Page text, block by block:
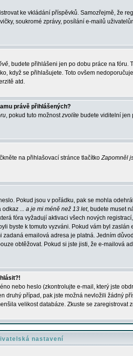
ke vkládání příspěvků. Samozřejmě, že
soukromé zprávy, posílání e-mailů
, budete přihlášeni jen po dobu práce na fóru.
když se přihlašujete. Toto ovšem
atd.
právě přihlášených?
, pokud tuto možnostzvolíte budete viditelní jen
na přihlašovací stránce tlačítkoZapomněl
Pokud jsou v pořádku, pak se mohla
odkaz ... a je mi méně než 13 let, budete muset
fóra vyžadují aktivaci všech nových
byste k tomuto vyzváni. Pokud vám byl
emailová adresa je platná. Jedním
obtěžovat. Pokud si jste jisti, že e-mailová
nebo heslo (zkontrolujte e-mail, který jste
druhý případ, pak jste možná nevložili žádný
velikost databáze. Zkuste se zaregistrovat
nastavení